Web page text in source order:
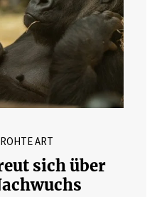
ART
sich über